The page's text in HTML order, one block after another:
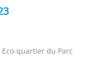
quartier du Parc